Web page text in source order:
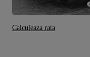
Calculeaza rata